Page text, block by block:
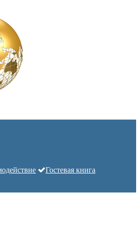
Гостевая книга